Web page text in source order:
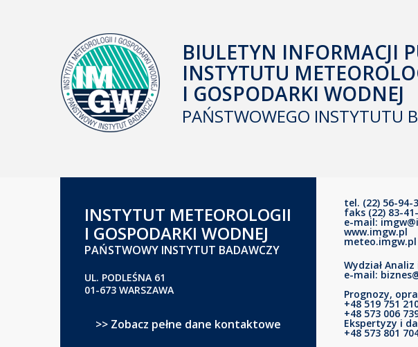
BIULETYN INFORMACJI
INSTYTUTU
I GOSPODARKI WODNEJ
PAŃSTWOWEGO INSTYTUTU
INSTYTUT METEOROLOGII
I GOSPODARKI WODNEJ
PAŃSTWOWY INSTYTUT BADAWCZY
UL. PODLEŚNA 61
01-673 WARSZAWA
>> Zobacz pełne dane kontaktowe
tel. (22) 56-94-
faks (22) 83-
e-mail:
www.imgw.pl
meteo.imgw.pl
Wydział
e-mail:
Prognozy,
+48 519 751
+48 573 006
Ekspertyzy i
+48 573 801